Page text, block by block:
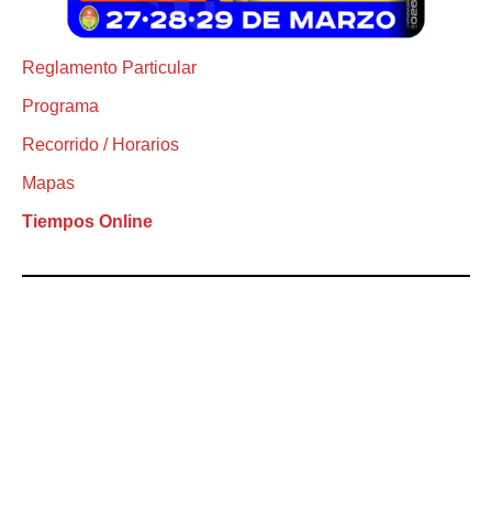
Reglamento Particular
Programa
Recorrido / Horarios
Mapas
Tiempos Online